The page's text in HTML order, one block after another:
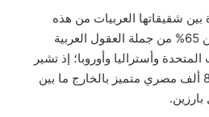
بين شقيقاتها العربيات من هذه
الظاهرة، حيث تسهم بأكثر من 65% من جملة العقول العربية
وأستراليا وأوروبا؛ إذ تشير
الإحصاءات لوجود حوالي 824 ألف مصري متميز بالخارج ما بين